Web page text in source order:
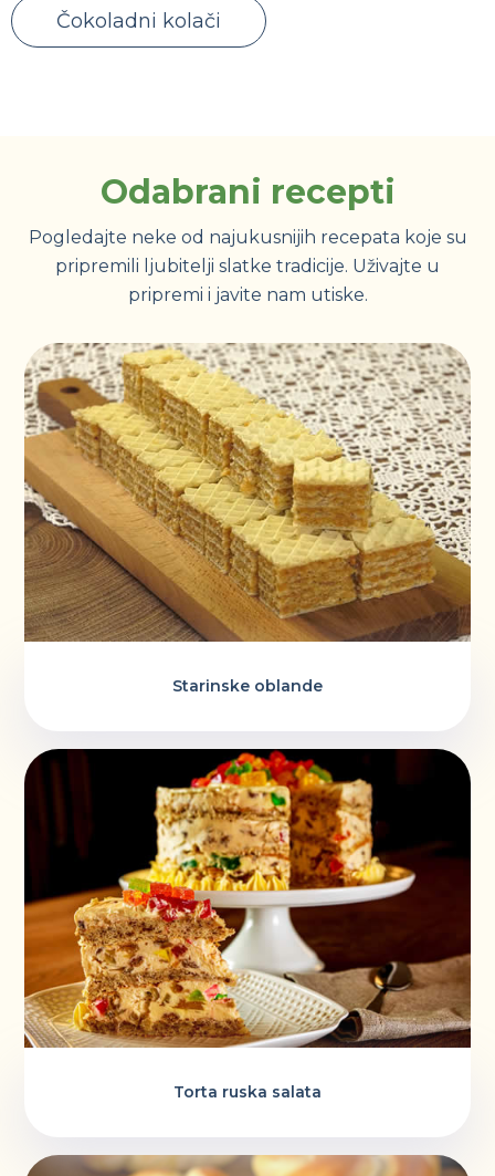
Čokoladni kolači
Odabrani recepti
Pogledajte neke od najukusnijih recepata koje su
pripremili ljubitelji slatke tradicije. Uživajte u
pripremi i javite nam utiske.
Starinske oblande
Torta ruska salata